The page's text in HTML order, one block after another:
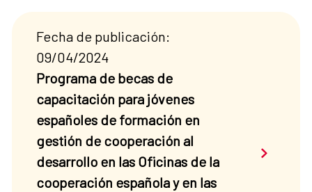
Fecha de publicación:
09/04/2024
Programa de becas de
capacitación para jóvenes
españoles de formación en
gestión de cooperación al
desarrollo en las Oficinas de la
cooperación española y en las
Saber